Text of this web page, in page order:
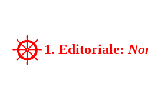
1. Editoriale: